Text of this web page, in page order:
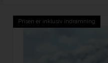
Prisen er inklusiv indramning